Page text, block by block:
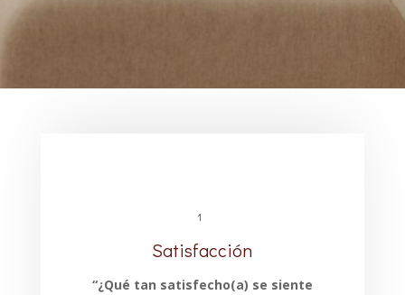
1
Satisfacción
“¿Qué tan satisfecho(a) se siente